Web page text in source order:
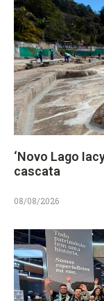
‘Novo Lago
cascata
08/08/2026